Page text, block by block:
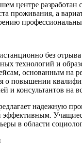
центре
проживания, а
без
технологий и
основанным на
о повышении
и консультантов на
надежную
в области